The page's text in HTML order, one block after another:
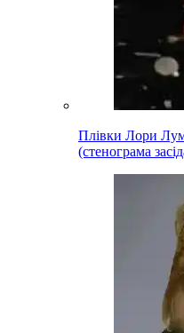
Плівки Лори
(стенограма